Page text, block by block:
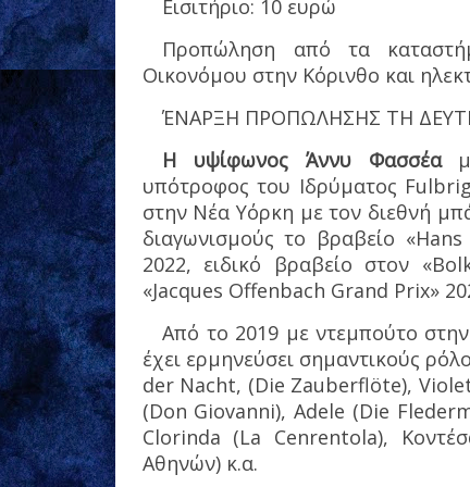
Εισιτήριο: 10 ευρώ
Προπώληση από τα
Οικονόμου στην Κόρινθο και
ΈΝΑΡΞΗ ΠΡΟΠΩΛΗΣΗΣ ΤΗ
Η υψίφωνος Άννυ Φασσέα
υπότροφος του Ιδρύματος
στην Νέα Υόρκη με τον διεθνή
διαγωνισμούς το βραβείο
2022, ειδικό βραβείο στον
«Jacques Offenbach Grand Prix»
Από το 2019 με ντεμπούτο
έχει ερμηνεύσει σημαντικούς
der Nacht, (Die Zauberflöte),
(Don Giovanni), Adele (Die
Clorinda (La Cenrentola),
Αθηνών) κ.α.